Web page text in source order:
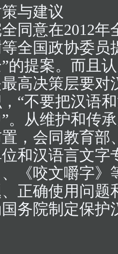
与建议
同意在2012
全国政协委员
的提案。而且
高决策层要对
“不要把汉语
。从维护和传
，会同教育部
和汉语言文字
《咬文嚼字》
正确使用问题
务院制定保护